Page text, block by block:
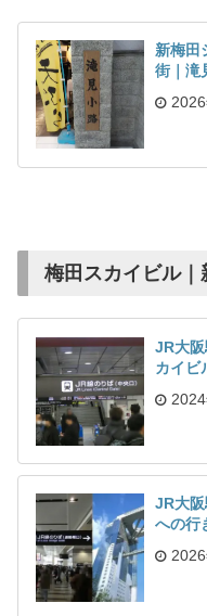
新梅田
街｜滝
梅田スカイビル
JR大
カイビ
JR大
への行